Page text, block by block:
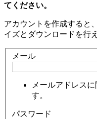
てください。
アカウントを作成すると
イズとダウンロードを行
メール
メールアドレス
す。
パスワード